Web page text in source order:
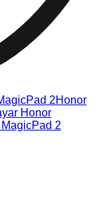
2Honor
Honor
2